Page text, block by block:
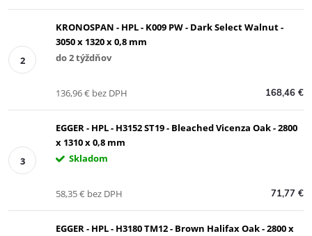
KRONOSPAN - HPL - K009 PW - Dark Select Walnut -
3050 x 1320 x 0,8 mm
do 2 týždňov
168,46 €
136,96 € bez DPH
EGGER - HPL - H3152 ST19 - Bleached Vicenza Oak - 2800
x 1310 x 0,8 mm
Skladom
71,77 €
58,35 € bez DPH
EGGER - HPL - H3180 TM12 - Brown Halifax Oak - 2800 x